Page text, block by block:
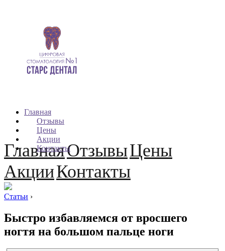
Главная
Отзывы
Цены
Акции
Контакты
ГлавнаяОтзывыЦены
АкцииКонтакты
Статьи ›
Быстро избавляемся от вросшего
ногтя на большом пальце ноги